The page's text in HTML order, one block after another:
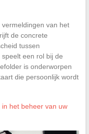
van het
de concrete
tussen
een rol bij de
is onderworpen
die persoonlijk wordt
het beheer van uw